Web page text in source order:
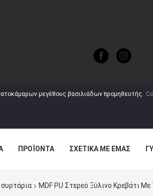
μεγέθους βασιλιάδων προμηθευτής.
ΠΡΟΪΌΝΤΑ ΣΧΕΤΙΚΆ ΜΕ ΕΜΆΣ
συρτάρια MDF PU Στερεό Ξύλινο Κρεβάτι